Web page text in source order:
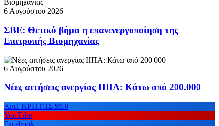
6 Αυγούστου 2026
ΣΒΕ: Θετικό βήμα η επανενεργοποίηση της
Επιτροπής Βιομηχανίας
6 Αυγούστου 2026
Νέες αιτήσεις ανεργίας ΗΠΑ: Κάτω από 200.000
Ant1 ΚΡΗΤΗΣ 95.8
YouTube
Facebook